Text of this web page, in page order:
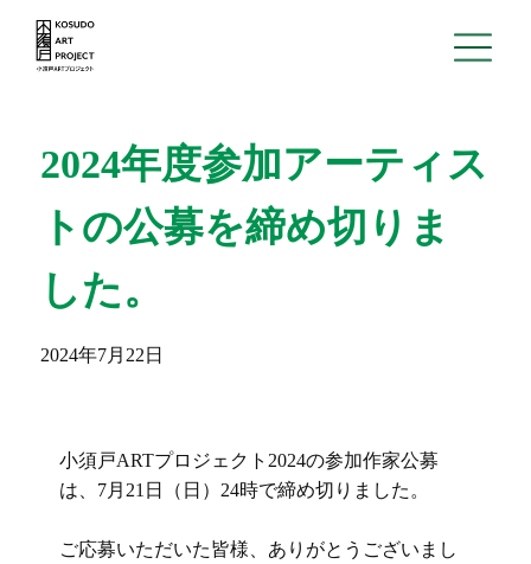
About
News
Archive
2024年度参加アーティス
トの公募を締め切りま
した。
2024年7月22日
小須戸ARTプロジェクト2024の参加作家公募
は、7月21日（日）24時で締め切りました。
ご応募いただいた皆様、ありがとうございまし